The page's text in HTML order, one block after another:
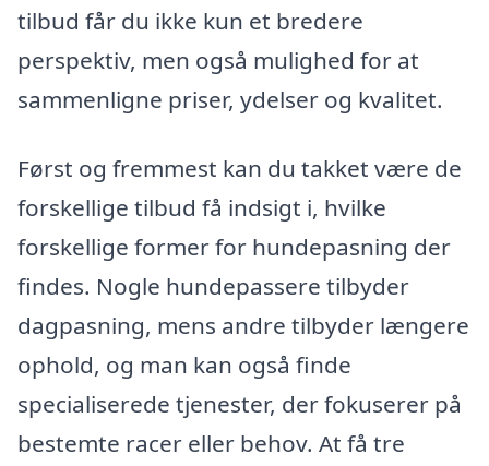
tilbud får du ikke kun et bredere
perspektiv, men også mulighed for at
sammenligne priser, ydelser og kvalitet.
Først og fremmest kan du takket være de
forskellige tilbud få indsigt i, hvilke
forskellige former for hundepasning der
findes. Nogle hundepassere tilbyder
dagpasning, mens andre tilbyder længere
ophold, og man kan også finde
specialiserede tjenester, der fokuserer på
bestemte racer eller behov. At få tre